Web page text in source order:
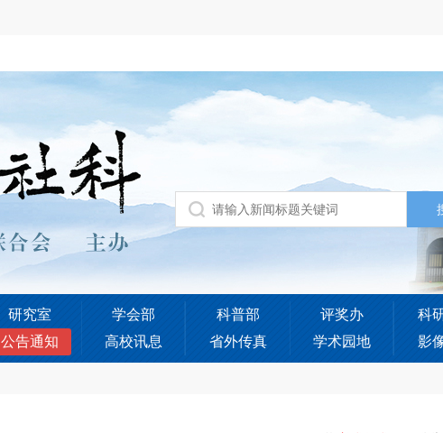
研究室 学会部 科普部 评奖办 科
公告通知 高校讯息 省外传真 学术园地 影